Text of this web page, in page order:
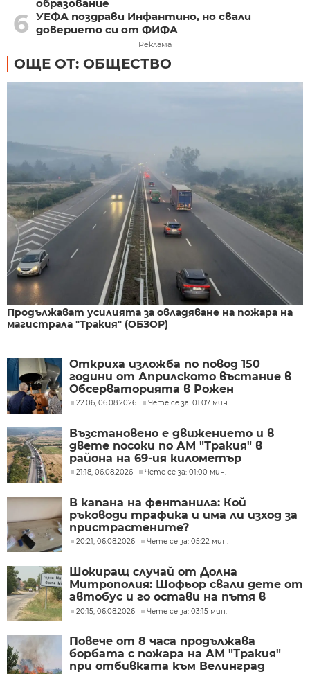
образование
6 УЕФА поздрави Инфантино, но свали
доверието си от ФИФА
Реклама
ОЩЕ ОТ: ОБЩЕСТВО
Продължават усилията за овладяване на пожара на
магистрала "Тракия" (ОБЗОР)
Откриха изложба по повод 150
години от Априлското въстание в
Обсерваторията в Рожен
22:06, 06.08.2026 Чете се за: 01:07 мин.
Възстановено е движението и в
двете посоки по АМ "Тракия" в
района на 69-ия километър
21:18, 06.08.2026 Чете се за: 01:00 мин.
В капана на фентанила: Кой
ръководи трафика и има ли изход за
пристрастените?
20:21, 06.08.2026 Чете се за: 05:22 мин.
Шокиращ случай от Долна
Митрополия: Шофьор свали дете от
автобус и го остави на пътя в
жегата
20:15, 06.08.2026 Чете се за: 03:15 мин.
Повече от 8 часа продължава
борбата с пожара на АМ "Тракия"
при отбивката към Велинград